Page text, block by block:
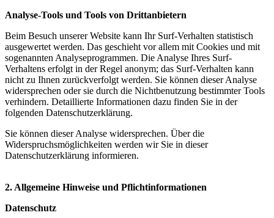
Analyse-Tools und Tools von Drittanbietern
Beim Besuch unserer Website kann Ihr Surf-Verhalten statistisch
ausgewertet werden. Das geschieht vor allem mit Cookies und mit
sogenannten Analyseprogrammen. Die Analyse Ihres Surf-
Verhaltens erfolgt in der Regel anonym; das Surf-Verhalten kann
nicht zu Ihnen zurückverfolgt werden. Sie können dieser Analyse
widersprechen oder sie durch die Nichtbenutzung bestimmter Tools
verhindern. Detaillierte Informationen dazu finden Sie in der
folgenden Datenschutzerklärung.
Sie können dieser Analyse widersprechen. Über die
Widerspruchsmöglichkeiten werden wir Sie in dieser
Datenschutzerklärung informieren.
2. Allgemeine Hinweise und Pflichtinformationen
Datenschutz